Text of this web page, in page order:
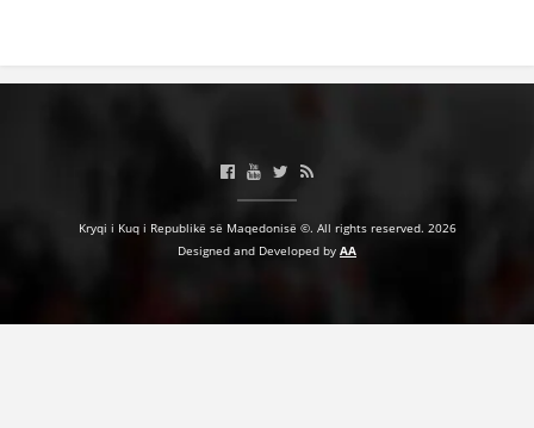
Kryqi i Kuq i Republikë së Maqedonisë ©. All rights reserved. 2026
Designed and Developed by AA